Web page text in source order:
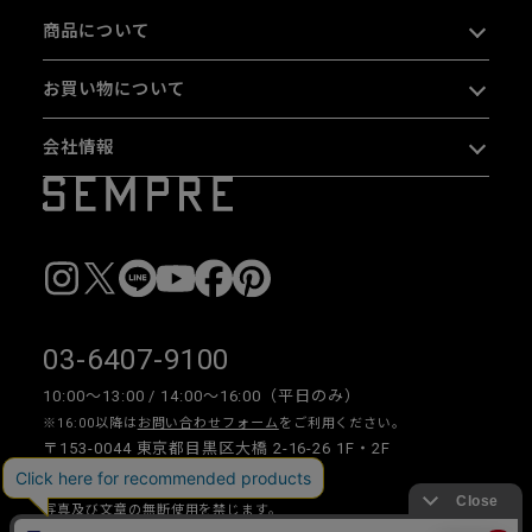
商品について
お買い物について
会社情報
03-6407-9100
10:00〜13:00 / 14:00〜16:00（平日のみ）
※16:00以降は お問い合わせフォーム をご利用ください。
〒153-0044 東京都目黒区大橋 2-16-26 1F・2F
写真及び文章の無断使用を禁じます。